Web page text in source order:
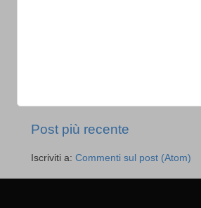
Post più recente
Iscriviti a: Commenti sul post (Atom)